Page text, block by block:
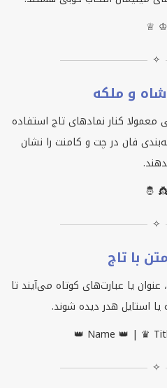
♕ ♔
✧
و ملکه
کنار نمادهای تاج استفاده
فان در چت و کامنت را نشان
🤴
✧
با تاج
یا عبارت‌های کوتاه می‌آیند تا
یا استایل هدر دیده شوند.
👑 Name 👑 | ♛
✧